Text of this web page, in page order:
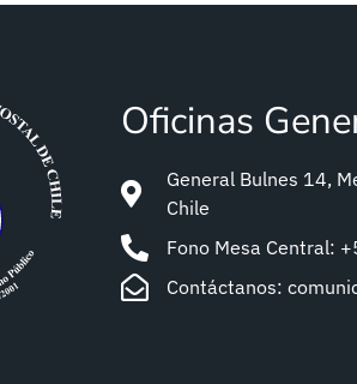
Oficinas
General Bulnes 14,
Chile
Fono Mesa Central:
Contáctanos: